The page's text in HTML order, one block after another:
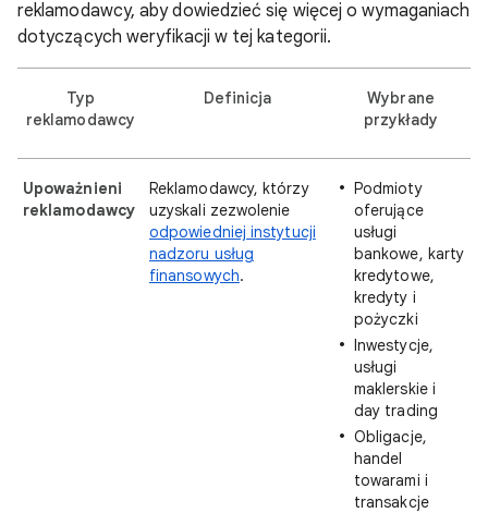
reklamodawcy, aby dowiedzieć się więcej o wymaganiach
dotyczących weryfikacji w tej kategorii.
Typ
reklamodawcy
Definicja
Wybrane
przykłady
Upoważnieni
reklamodawcy
Reklamodawcy, którzy
uzyskali zezwolenie
odpowiedniej instytucji
nadzoru usług
finansowych.
Podmioty
oferujące
usługi
bankowe, karty
kredytowe,
kredyty i
pożyczki
Inwestycje,
usługi
maklerskie i
day trading
Obligacje,
handel
towarami i
transakcje